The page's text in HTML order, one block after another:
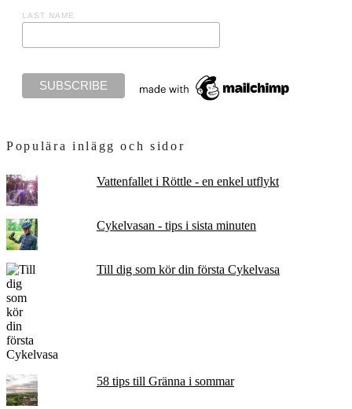
LAST NAME
Populära inlägg och sidor
Vattenfallet i Röttle - en enkel utflykt
Cykelvasan - tips i sista minuten
Till dig som kör din första Cykelvasa
58 tips till Gränna i sommar